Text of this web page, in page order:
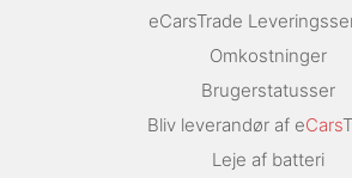
eCarsTrade
Omkostninger
Brugerstatusser
Bliv leverandør af eCars
Leje af batteri